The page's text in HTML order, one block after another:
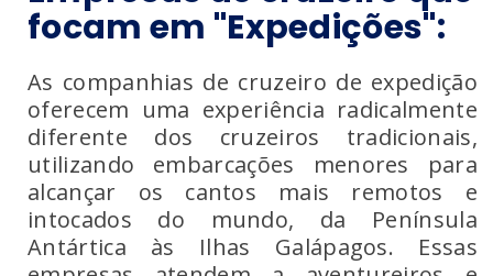
focam em "Expedições":
As companhias de cruzeiro de expedição
oferecem uma experiência radicalmente
diferente dos cruzeiros tradicionais,
utilizando embarcações menores para
alcançar os cantos mais remotos e
intocados do mundo, da Península
Antártica às Ilhas Galápagos. Essas